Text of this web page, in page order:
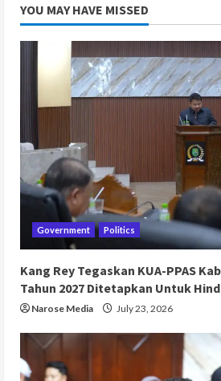
YOU MAY HAVE MISSED
Government Politics
Kang Rey Tegaskan KUA-PPAS
Tahun 2027 Ditetapkan Untuk
Narose Media July 23, 2026